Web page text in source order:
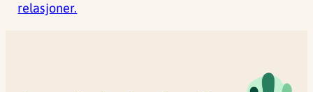
relasjoner.